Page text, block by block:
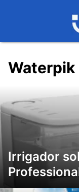
Waterpik
Irrigador